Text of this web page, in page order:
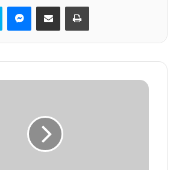
Skype Messenger
Share via Email Print